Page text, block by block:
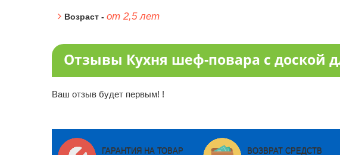
Возраст - от 2,5 лет
Отзывы Кухня шеф-повара с доской
Ваш отзыв будет первым! !
ГАРАНТИЯ НА ТОВАР
ВОЗВРАТ СРЕДСТВ